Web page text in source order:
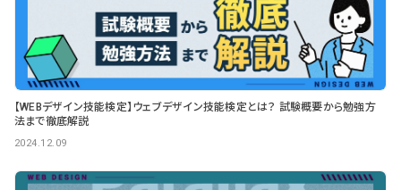
【WEBデザイン技能検定】ウェブデザイン技能検定とは？ 試験概要から勉強方
法まで徹底解説
2024.12.09